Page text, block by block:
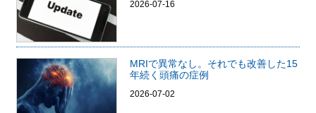
2026-07-16
MRIで異常なし。それでも改善した15
年続く頭痛の症例
2026-07-02